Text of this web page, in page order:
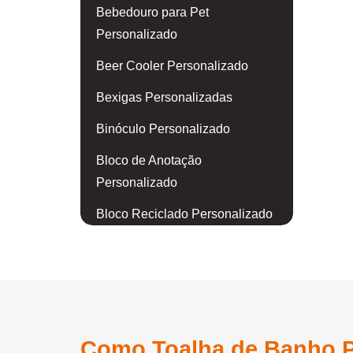
Bebedouro para Pet
Personalizado
Beer Cooler Personalizado
Bexigas Personalizadas
Binóculo Personalizado
Bloco de Anotação
Personalizado
Bloco Reciclado Personalizado
Bola de Golf Personalizada